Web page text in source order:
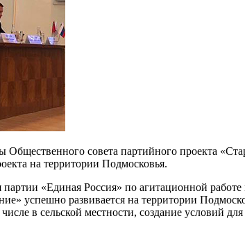
совета партийного проекта
на территории Подмосковья.
партии «Единая Россия» по агитационной
успешно развивается на территории
в сельской местности, создание условий